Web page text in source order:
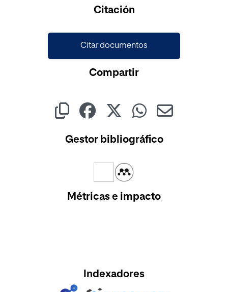
Citación
Citar documentos
Compartir
Gestor bibliográfico
Métricas e impacto
Indexadores